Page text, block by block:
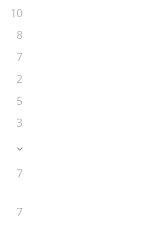
10
8
7
2
5
3
7
7